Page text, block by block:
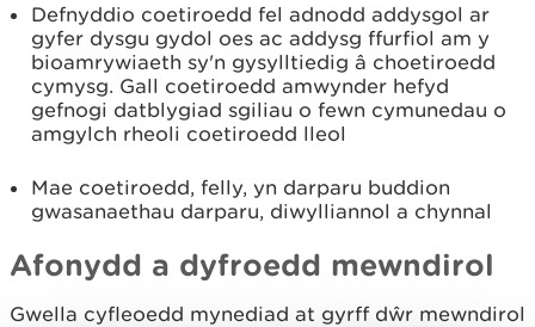
Defnyddio coetiroedd fel adnodd addysgol ar
gyfer dysgu gydol oes ac addysg ffurfiol am y
bioamrywiaeth sy'n gysylltiedig â choetiroedd
cymysg. Gall coetiroedd amwynder hefyd
gefnogi datblygiad sgiliau o fewn cymunedau o
amgylch rheoli coetiroedd lleol
Mae coetiroedd, felly, yn darparu buddion
gwasanaethau darparu, diwylliannol a chynnal
Afonydd a dyfroedd mewndirol
Gwella cyfleoedd mynediad at gyrff dŵr mewndirol